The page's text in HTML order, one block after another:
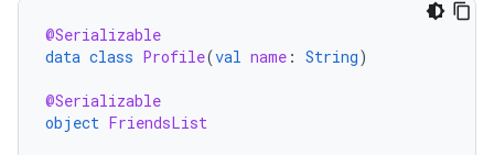
@Serializable
data class Profile(val name : String)
@Serializable
object FriendsList